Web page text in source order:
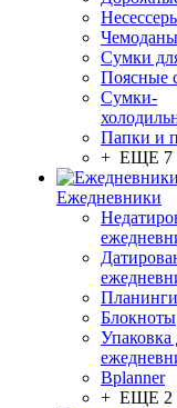
Чемоданы
Сумки
Поясные
Сумки-
Папки и
+ ЕЩЕ 7
Ежедневники
Планинги
Блокноты
Упаковка
Bplanner
+ ЕЩЕ 2